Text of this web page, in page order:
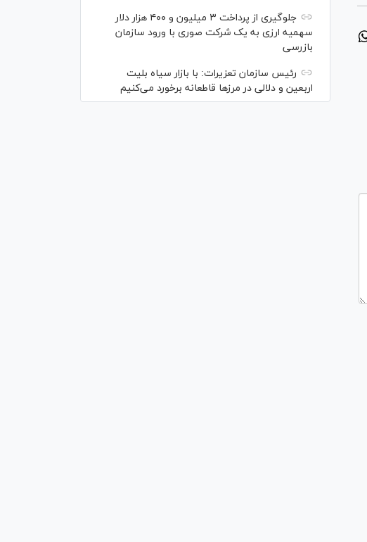
جلوگیری از پرداخت ۳ میلیون و ۴۰۰ هزار دلار
سهمیه ارزی به یک شرکت صوری با ورود سازمان
بازرسی
رئیس سازمان تعزیرات: با بازار سیاه بلیت
اربعین و دلالی در مرز‌ها قاطعانه برخورد می‌کنیم